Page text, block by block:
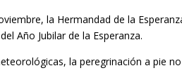
la Hermandad de la
Año Jubilar de la Esperanza.
la peregrinación a pie